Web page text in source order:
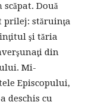
Două
prilej: stăruinţa
şi tăria
din
Mi-
Episcopului,
deschis cu